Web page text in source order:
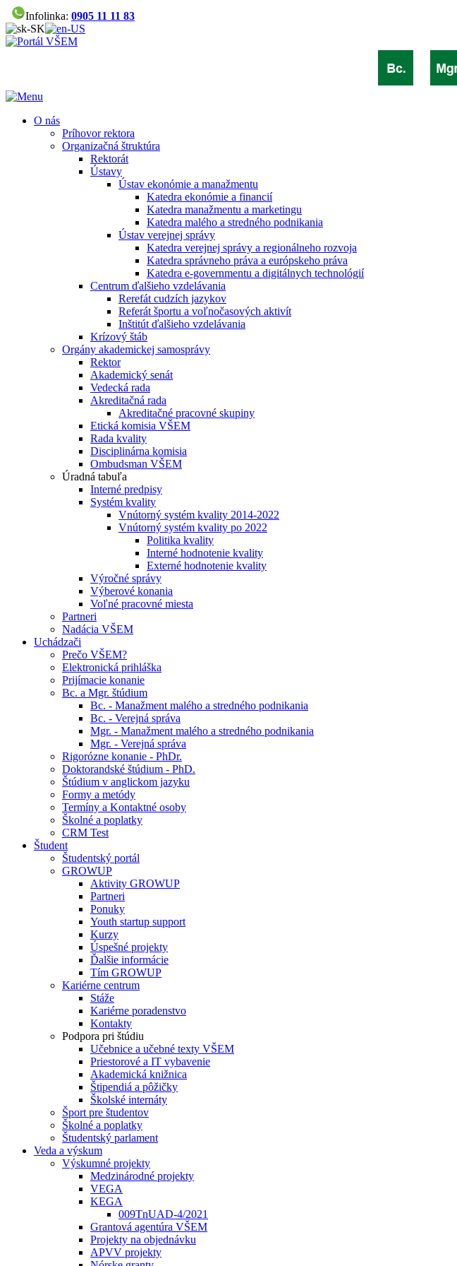
Infolinka: 0905 11 11 83
O nás
Príhovor rektora
Organizačná štruktúra
Rektorát
Ústavy
Ústav ekonómie a manažmentu
Katedra ekonómie a financií
Katedra manažmentu a marketingu
Katedra malého a stredného podnikania
Ústav verejnej správy
Katedra verejnej správy a regionálneho rozvoja
Katedra správneho práva a európskeho práva
Katedra e-governmentu a digitálnych technológií
Centrum ďalšieho vzdelávania
Rerefát cudzích jazykov
Referát športu a voľnočasových aktivít
Inštitút ďalšieho vzdelávania
Krízový štáb
Orgány akademickej samosprávy
Rektor
Akademický senát
Vedecká rada
Akreditačná rada
Akreditačné pracovné skupiny
Etická komisia VŠEM
Rada kvality
Disciplinárna komisia
Ombudsman VŠEM
Úradná tabuľa
Interné predpisy
Systém kvality
Vnútorný systém kvality 2014-2022
Vnútorný systém kvality po 2022
Politika kvality
Interné hodnotenie kvality
Externé hodnotenie kvality
Výročné správy
Výberové konania
Voľné pracovné miesta
Partneri
Nadácia VŠEM
Uchádzači
Prečo VŠEM?
Elektronická prihláška
Prijímacie konanie
Bc. a Mgr. štúdium
Bc. - Manažment malého a stredného podnikania
Bc. - Verejná správa
Mgr. - Manažment malého a stredného podnikania
Mgr. - Verejná správa
Rigorózne konanie - PhDr.
Doktorandské štúdium - PhD.
Štúdium v anglickom jazyku
Formy a metódy
Termíny a Kontaktné osoby
Školné a poplatky
CRM Test
Študent
Študentský portál
GROWUP
Aktivity GROWUP
Partneri
Ponuky
Youth startup support
Kurzy
Úspešné projekty
Ďalšie informácie
Tím GROWUP
Kariérne centrum
Stáže
Kariérne poradenstvo
Kontakty
Podpora pri štúdiu
Učebnice a učebné texty VŠEM
Priestorové a IT vybavenie
Akademická knižnica
Štipendiá a pôžičky
Školské internáty
Šport pre študentov
Školné a poplatky
Študentský parlament
Veda a výskum
Výskumné projekty
Medzinárodné projekty
VEGA
KEGA
009TnUAD-4/2021
Grantová agentúra VŠEM
Projekty na objednávku
APVV projekty